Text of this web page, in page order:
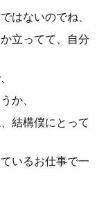
はないのでね、
立ってて、自分
か、
結構僕にとって
いるお仕事で一